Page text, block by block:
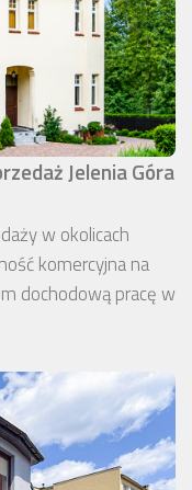
Jelenia Góra
w okolicach
komercyjna na
dochodową pracę w